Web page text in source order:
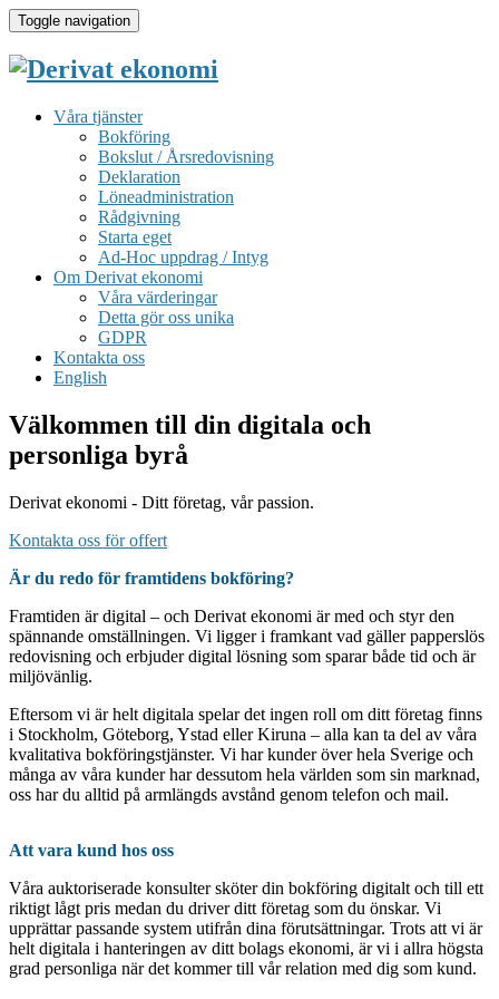
Toggle navigation
Våra tjänster
Bokföring
Bokslut / Årsredovisning
Deklaration
Löneadministration
Rådgivning
Starta eget
Ad-Hoc uppdrag / Intyg
Om Derivat ekonomi
Våra värderingar
Detta gör oss unika
GDPR
Kontakta oss
English
Välkommen till din digitala och
personliga byrå
Derivat ekonomi - Ditt företag, vår passion.
Kontakta oss för offert
Är du redo för framtidens bokföring?
Framtiden är digital – och Derivat ekonomi är med och styr den
spännande omställningen. Vi ligger i framkant vad gäller papperslös
redovisning och erbjuder digital lösning som sparar både tid och är
miljövänlig.
Eftersom vi är helt digitala spelar det ingen roll om ditt företag finns
i Stockholm, Göteborg, Ystad eller Kiruna – alla kan ta del av våra
kvalitativa bokföringstjänster. Vi har kunder över hela Sverige och
många av våra kunder har dessutom hela världen som sin marknad,
oss har du alltid på armlängds avstånd genom telefon och mail.
Att vara kund hos oss
Våra auktoriserade konsulter sköter din bokföring digitalt och till ett
riktigt lågt pris medan du driver ditt företag som du önskar. Vi
upprättar passande system utifrån dina förutsättningar. Trots att vi är
helt digitala i hanteringen av ditt bolags ekonomi, är vi i allra högsta
grad personliga när det kommer till vår relation med dig som kund.